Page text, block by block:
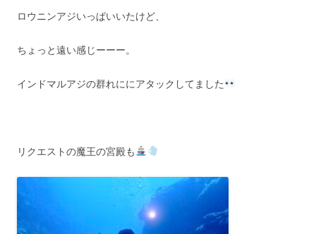
ロウニンアジいっぱいいたけど、
ちょっと遠い感じーーー。
インドマルアジの群れににアタックしてました
リクエストの魔王の宮殿も